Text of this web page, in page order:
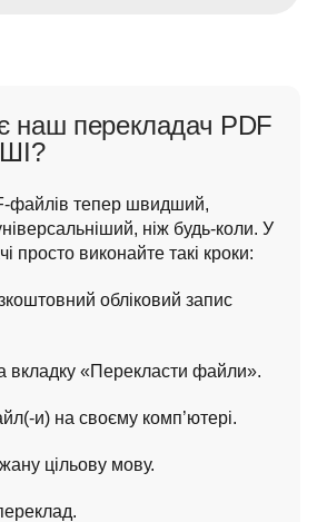
наш перекладач PDF
файлів тепер швидший,
ніж будь-коли. У
просто виконайте такі кроки:
обліковий запис
вкладку «Перекласти файли».
и) на своєму комп’ютері.
цільову мову.